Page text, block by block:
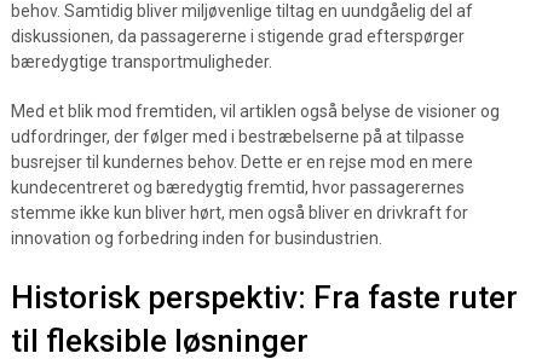
behov. Samtidig bliver miljøvenlige tiltag en uundgåelig del af
diskussionen, da passagererne i stigende grad efterspørger
bæredygtige transportmuligheder.
Med et blik mod fremtiden, vil artiklen også belyse de visioner og
udfordringer, der følger med i bestræbelserne på at tilpasse
busrejser til kundernes behov. Dette er en rejse mod en mere
kundecentreret og bæredygtig fremtid, hvor passagerernes
stemme ikke kun bliver hørt, men også bliver en drivkraft for
innovation og forbedring inden for busindustrien.
Historisk perspektiv: Fra faste ruter
til fleksible løsninger